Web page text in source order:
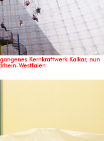
Kernkraftwerk Kalkar, nun
Westfalen